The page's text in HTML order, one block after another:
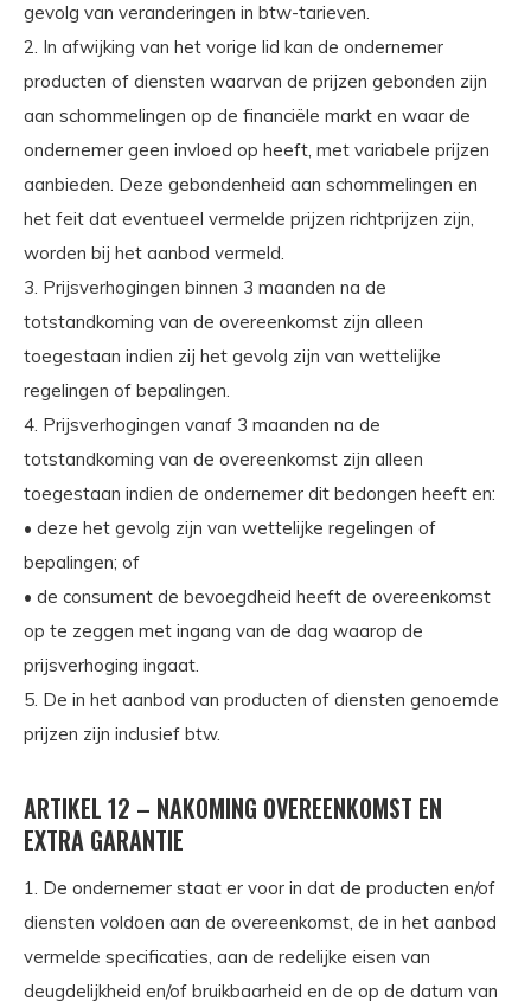
gevolg van veranderingen in btw-tarieven.
2. In afwijking van het vorige lid kan de ondernemer
producten of diensten waarvan de prijzen gebonden zijn
aan schommelingen op de financiële markt en waar de
ondernemer geen invloed op heeft, met variabele prijzen
aanbieden. Deze gebondenheid aan schommelingen en
het feit dat eventueel vermelde prijzen richtprijzen zijn,
worden bij het aanbod vermeld.
3. Prijsverhogingen binnen 3 maanden na de
totstandkoming van de overeenkomst zijn alleen
toegestaan indien zij het gevolg zijn van wettelijke
regelingen of bepalingen.
4. Prijsverhogingen vanaf 3 maanden na de
totstandkoming van de overeenkomst zijn alleen
toegestaan indien de ondernemer dit bedongen heeft en:
• deze het gevolg zijn van wettelijke regelingen of
bepalingen; of
• de consument de bevoegdheid heeft de overeenkomst
op te zeggen met ingang van de dag waarop de
prijsverhoging ingaat.
5. De in het aanbod van producten of diensten genoemde
prijzen zijn inclusief btw.
ARTIKEL 12 – NAKOMING OVEREENKOMST EN
EXTRA GARANTIE
1. De ondernemer staat er voor in dat de producten en/of
diensten voldoen aan de overeenkomst, de in het aanbod
vermelde specificaties, aan de redelijke eisen van
deugdelijkheid en/of bruikbaarheid en de op de datum van